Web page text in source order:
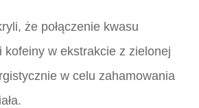
że połączenie kwasu
kofeiny w ekstrakcie z zielonej
w celu zahamowania